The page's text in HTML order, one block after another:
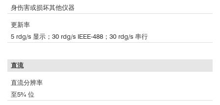
身伤害或损坏其他仪器
更新率
5 rdg/s 显示；30 rdg/s IEEE-488；30 rdg/s 串行
直流
直流分辨率
至5¾ 位